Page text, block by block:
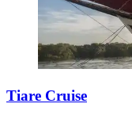
Tiare Cruise